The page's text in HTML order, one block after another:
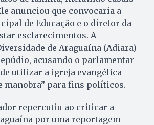
anunciou que convocaria a
de Educação e o diretor da
esclarecimentos. A
de Araguaína (Adiara)
acusando o parlamentar
utilizar a igreja evangélica
manobra” para fins políticos.
repercutiu ao criticar a
por uma reportagem